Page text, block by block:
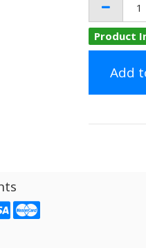
Product
Add